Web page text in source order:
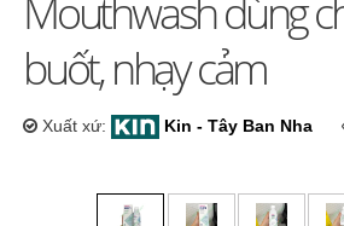
Mouthwash dùng
buốt, nhạy cảm
Xuất xứ: Kin - Tây Ban Nha